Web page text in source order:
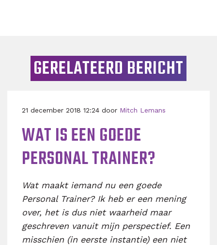
GERELATEERD BERICHT
21 december 2018 12:24 door Mitch Lemans
WAT IS EEN GOEDE
PERSONAL TRAINER?
Wat maakt iemand nu een goede
Personal Trainer? Ik heb er een mening
over, het is dus niet waarheid maar
geschreven vanuit mijn perspectief. Een
misschien (in eerste instantie) een niet